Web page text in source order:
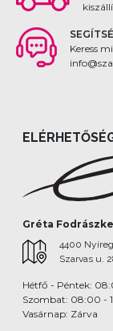
Keress
Gréta
4400
Szarvas u.
Hétfő - Péntek:
Szombat: 08:00 -
Vasárnap: Zárva